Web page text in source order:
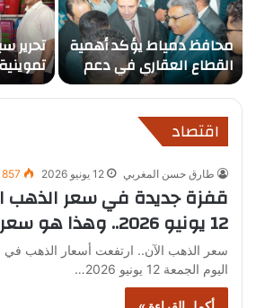
محافظ دمياط يؤكد أهمية
القطاع العقاري في دعم
الاقتصاد الوطني
تحرير
مكثفة
الجديد
اقتصاد
طارق حسن المغربي 12 يونيو 2026 857
قفزة جديدة في سعر الذهب
12 يونيو 2026.. وهذا هو سعر عيار 21 الآن
سعر الذهب الآن.. ارتفعت أسعار الذهب في
اليوم الجمعة 12 يونيو 2026…